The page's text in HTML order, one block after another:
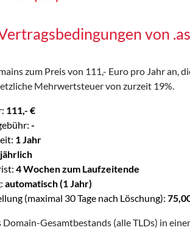
von
zum Preis von 111,- Euro pro Jahr an,
Mehrwertsteuer von zurzeit 19%.
111,- €
-
1 Jahr
jährlich
4 Wochen zum Laufzeitende
automatisch (1 Jahr)
(maximal 30 Tage nach Löschung):
Domain-Gesamtbestands (alle TLDs) in